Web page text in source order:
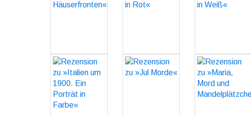
Häuserfronten«
Rot«
Weiß«
Rezension zu
»Italien um
1900. Ein
Porträt in
Farbe«
Rezension zu
»Jul Morde«
Rezension zu
»Maria, Mord
und
Mandelplätzchen«